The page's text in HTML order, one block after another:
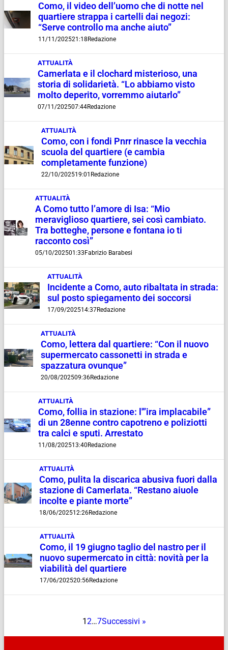
Como, il video dell’uomo che di notte nel
quartiere strappa i cartelli dai negozi:
“Serve controllo ma anche aiuto”
11/11/202521:18Redazione
ATTUALITÀ
Camerlata e il clochard misterioso, una
storia di solidarietà. “Lo abbiamo visto
molto deperito, vorremmo aiutarlo”
07/11/202507:44Redazione
ATTUALITÀ
Como, con i fondi Pnrr rinasce la vecchia
scuola del quartiere (e cambia
completamente funzione)
22/10/202519:01 Redazione
ATTUALITÀ
A Como tutto l’amore di Isa: “Mio
meraviglioso quartiere, sei così cambiato.
Tra botteghe, persone e fontana io ti
racconto così”
05/10/202501:33Fabrizio Barabesi
ATTUALITÀ
Incidente a Como, auto ribaltata in strada:
sul posto spiegamento dei soccorsi
17/09/202514:37Redazione
ATTUALITÀ
Como, lettera dal quartiere: “Con il nuovo
supermercato cassonetti in strada e
spazzatura ovunque”
20/08/202509:36Redazione
ATTUALITÀ
Como, follia in stazione: l'”ira implacabile”
di un 28enne contro capotreno e poliziotti
tra calci e sputi. Arrestato
11/08/202513:40Redazione
ATTUALITÀ
Como, pulita la discarica abusiva fuori dalla
stazione di Camerlata. “Restano aiuole
incolte e piante morte”
18/06/202512:26Redazione
ATTUALITÀ
Como, il 19 giugno taglio del nastro per il
nuovo supermercato in città: novità per la
viabilità del quartiere
17/06/202520:56Redazione
12…7Successivi »